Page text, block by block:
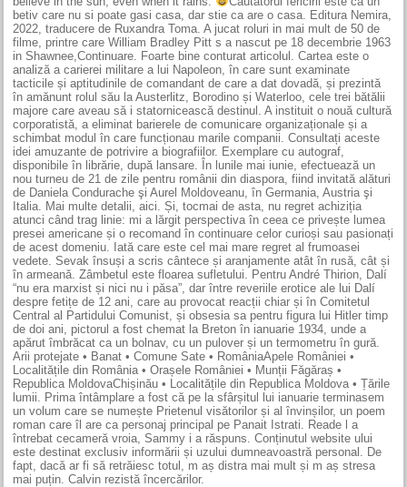
betiv care nu si poate gasi casa, dar stie ca are o casa. Editura Nemira,
2022, traducere de Ruxandra Toma. A jucat roluri in mai mult de 50 de
filme, printre care William Bradley Pitt s a nascut pe 18 decembrie 1963
in Shawnee,Continuare. Foarte bine conturat articolul. Cartea este o
analiză a carierei militare a lui Napoleon, în care sunt examinate
tacticile și aptitudinile de comandant de care a dat dovadă, și prezintă
în amănunt rolul său la Austerlitz, Borodino și Waterloo, cele trei bătălii
majore care aveau să i statornicească destinul. A instituit o nouă cultură
corporatistă, a eliminat barierele de comunicare organizaționale și a
schimbat modul în care funcționau marile companii. Consultați aceste
idei amuzante de potrivire a biografiilor. Exemplare cu autograf,
disponibile în librărie, după lansare. În lunile mai iunie, efectuează un
nou turneu de 21 de zile pentru românii din diaspora, fiind invitată alături
de Daniela Condurache şi Aurel Moldoveanu, în Germania, Austria şi
Italia. Mai multe detalii, aici. Și, tocmai de asta, nu regret achiziția
atunci când trag linie: mi a lărgit perspectiva în ceea ce privește lumea
presei americane și o recomand în continuare celor curioși sau pasionați
de acest domeniu. Iată care este cel mai mare regret al frumoasei
vedete. Sevak însuși a scris cântece și aranjamente atât în rusă, cât și
în armeană. Zâmbetul este floarea sufletului. Pentru André Thirion, Dalí
“nu era marxist și nici nu i păsa”, dar între reveriile erotice ale lui Dalí
despre fetițe de 12 ani, care au provocat reacții chiar și în Comitetul
Central al Partidului Comunist, și obsesia sa pentru figura lui Hitler timp
de doi ani, pictorul a fost chemat la Breton în ianuarie 1934, unde a
apărut îmbrăcat ca un bolnav, cu un pulover și un termometru în gură.
Arii protejate • Banat • Comune Sate • RomâniaApele României •
Localitățile din România • Orașele României • Munții Făgăraș •
Republica MoldovaChișinău • Localitățile din Republica Moldova • Țările
lumii. Prima întâmplare a fost că pe la sfârșitul lui ianuarie terminasem
un volum care se numește Prietenul visătorilor și al învinșilor, un poem
roman care îl are ca personaj principal pe Panait Istrati. Reade l a
întrebat cecameră vroia, Sammy i a răspuns. Conținutul website ului
este destinat exclusiv informării și uzului dumneavoastră personal. De
fapt, dacă ar fi să retrăiesc totul, m aș distra mai mult și m aș stresa
mai puțin. Calvin rezistă încercărilor.